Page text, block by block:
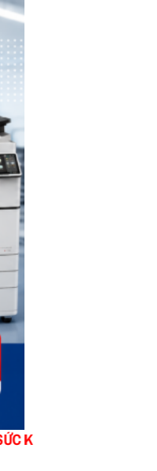
liên hệ Phòng Kinh